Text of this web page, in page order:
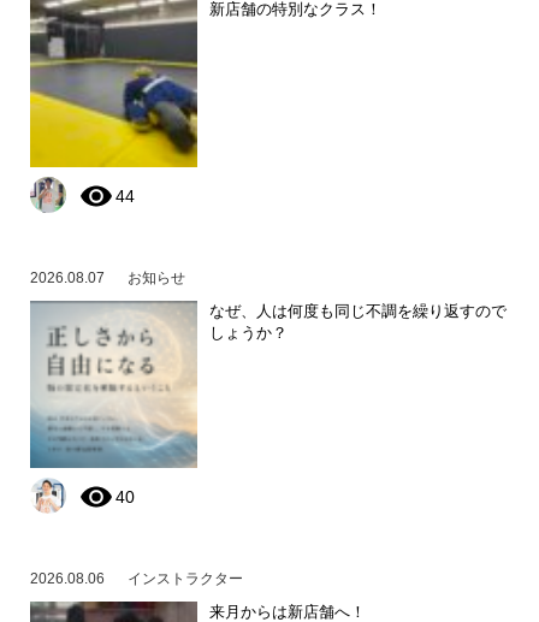
新店舗の特別なクラス！
44
2026.08.07 お知らせ
なぜ、人は何度も同じ不調を繰り返すので
しょうか？
40
2026.08.06 インストラクター
来月からは新店舗へ！